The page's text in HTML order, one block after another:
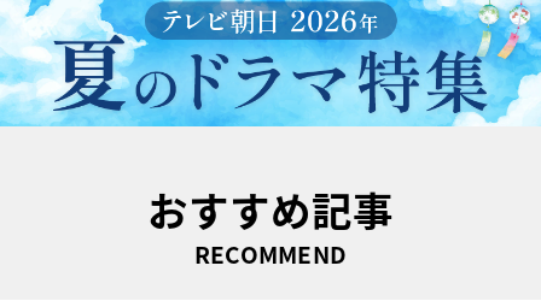
おすすめ記事
RECOMMEND